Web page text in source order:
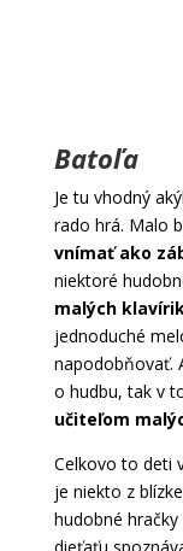
Batoľa
Je tu vhodný
rado hrá. Malo
vnímať ako
niektoré
malých
jednoduché
napodobňovať.
o hudbu, tak v
učiteľom
Celkovo to deti
je niekto z
hudobné